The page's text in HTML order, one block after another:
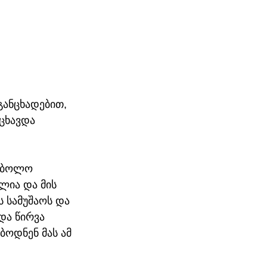
ბოლო
და მის
სამუშაოს და
წირვა
მას ამ